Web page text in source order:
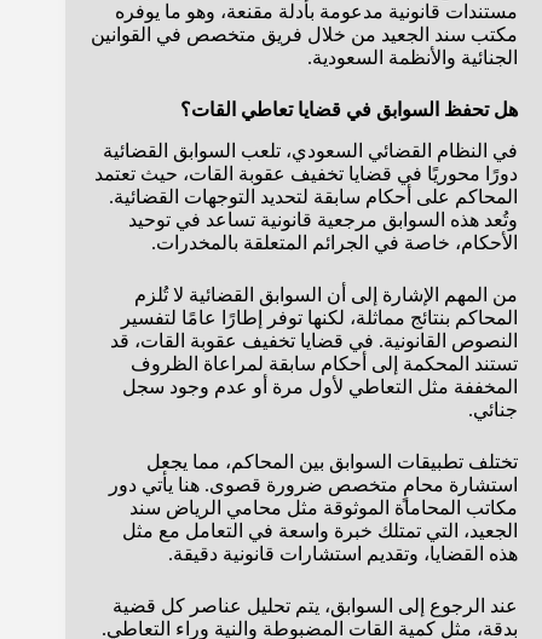
مستندات قانونية مدعومة بأدلة مقنعة، وهو ما يوفره
مكتب سند الجعيد من خلال فريق متخصص في القوانين
الجنائية والأنظمة السعودية.
هل تحفظ السوابق في قضايا تعاطي القات؟
في النظام القضائي السعودي، تلعب السوابق القضائية
دورًا محوريًا في قضايا تخفيف عقوبة القات، حيث تعتمد
المحاكم على أحكام سابقة لتحديد التوجهات القضائية.
وتُعد هذه السوابق مرجعية قانونية تساعد في توحيد
الأحكام، خاصة في الجرائم المتعلقة بالمخدرات.
من المهم الإشارة إلى أن السوابق القضائية لا تُلزم
المحاكم بنتائج مماثلة، لكنها توفر إطارًا عامًا لتفسير
النصوص القانونية. في قضايا تخفيف عقوبة القات، قد
تستند المحكمة إلى أحكام سابقة لمراعاة الظروف
المخففة مثل التعاطي لأول مرة أو عدم وجود سجل
جنائي.
تختلف تطبيقات السوابق بين المحاكم، مما يجعل
استشارة محامٍ متخصص ضرورة قصوى. هنا يأتي دور
مكاتب المحاماة الموثوقة مثل محامي الرياض سند
الجعيد، التي تمتلك خبرة واسعة في التعامل مع مثل
هذه القضايا، وتقديم استشارات قانونية دقيقة.
عند الرجوع إلى السوابق، يتم تحليل عناصر كل قضية
بدقة، مثل كمية القات المضبوطة والنية وراء التعاطي.